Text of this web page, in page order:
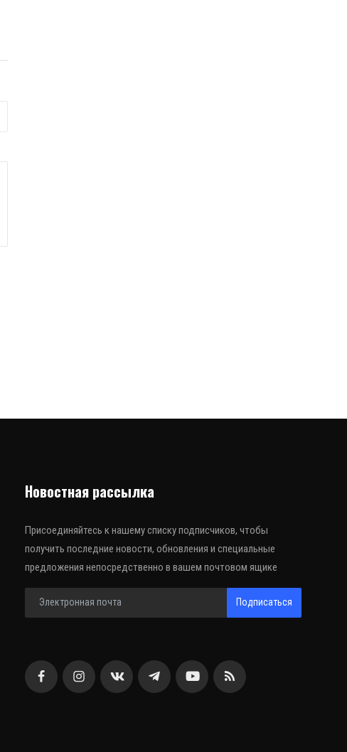
Новостная рассылка
Присоединяйтесь к нашему списку подписчиков, чтобы
получить последние новости, обновления и специальные
предложения непосредственно в вашем почтовом ящике
Подписаться